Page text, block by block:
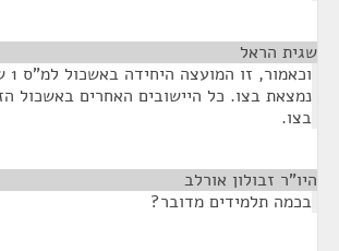
שגית הראל
נמצאת בצו. כל היישובים האחרים באשכול
בצו.
היו"ר זבולון אורלב
בכמה תלמידים מדובר?